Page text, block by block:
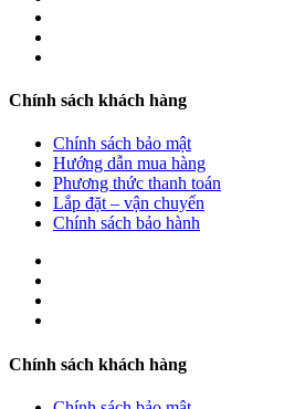
Chính sách khách hàng
Chính sách bảo mật
Hướng dẫn mua hàng
Phương thức thanh toán
Lắp đặt – vận chuyển
Chính sách bảo hành
Chính sách khách hàng